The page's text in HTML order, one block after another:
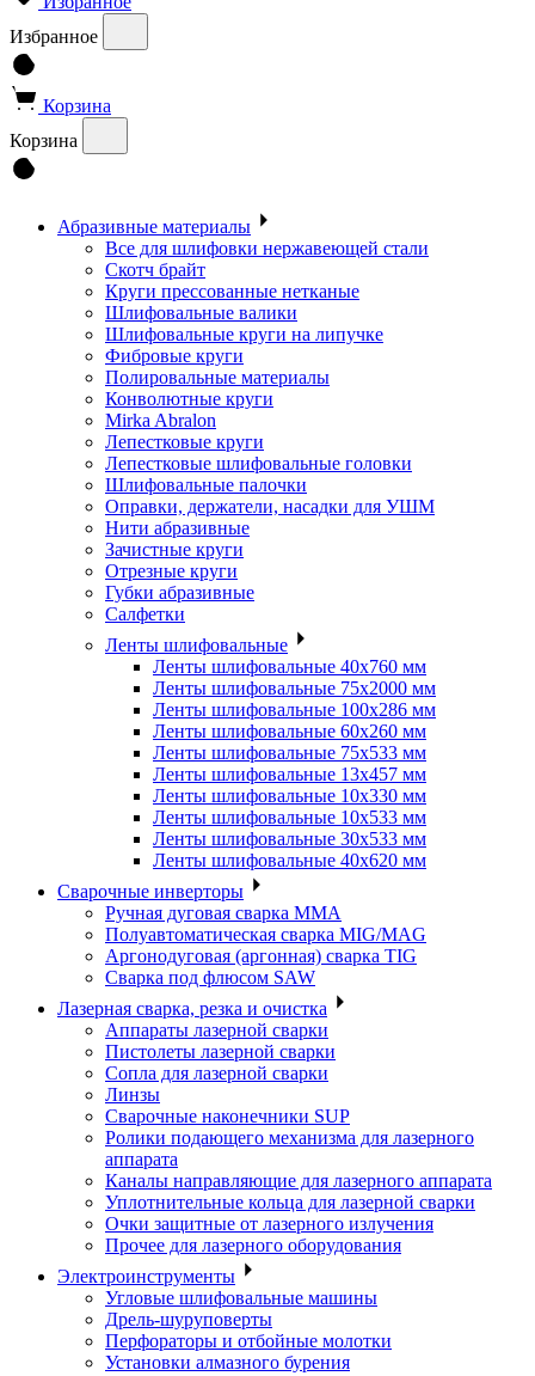
Избранное
Корзина
Корзина
Абразивные материалы
Все для шлифовки нержавеющей стали
Скотч брайт
Круги прессованные нетканые
Шлифовальные валики
Шлифовальные круги на липучке
Фибровые круги
Полировальные материалы
Конволютные круги
Mirka Abralon
Лепестковые круги
Лепестковые шлифовальные головки
Шлифовальные палочки
Оправки, держатели, насадки для УШМ
Нити абразивные
Зачистные круги
Отрезные круги
Губки абразивные
Салфетки
Ленты шлифовальные
Ленты шлифовальные 40х760 мм
Ленты шлифовальные 75х2000 мм
Ленты шлифовальные 100х286 мм
Ленты шлифовальные 60х260 мм
Ленты шлифовальные 75х533 мм
Ленты шлифовальные 13х457 мм
Ленты шлифовальные 10х330 мм
Ленты шлифовальные 10х533 мм
Ленты шлифовальные 30х533 мм
Ленты шлифовальные 40х620 мм
Сварочные инверторы
Ручная дуговая сварка MMA
Полуавтоматическая сварка MIG/MAG
Аргонодуговая (аргонная) сварка TIG
Сварка под флюсом SAW
Лазерная сварка, резка и очистка
Аппараты лазерной сварки
Пистолеты лазерной сварки
Сопла для лазерной сварки
Линзы
Сварочные наконечники SUP
Ролики подающего механизма для лазерного
аппарата
Каналы направляющие для лазерного аппарата
Уплотнительные кольца для лазерной сварки
Очки защитные от лазерного излучения
Прочее для лазерного оборудования
Электроинструменты
Угловые шлифовальные машины
Дрель-шуруповерты
Перфораторы и отбойные молотки
Установки алмазного бурения